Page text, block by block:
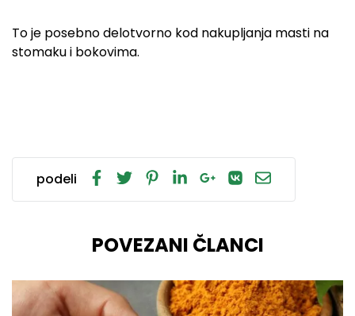
To je posebno delotvorno kod nakupljanja masti na
stomaku i bokovima.
podeli
POVEZANI ČLANCI